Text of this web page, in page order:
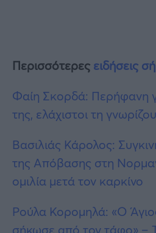
Περισσότερες ειδήσεις
Φαίη Σκορδά: Περήφανη
της, ελάχιστοι τη
Βασιλιάς Κάρολος:
της Απόβασης στη
ομιλία μετά τον καρκίνο
Ρούλα Κορομηλά: «Ο
σήκωσε από τον τάφο» –